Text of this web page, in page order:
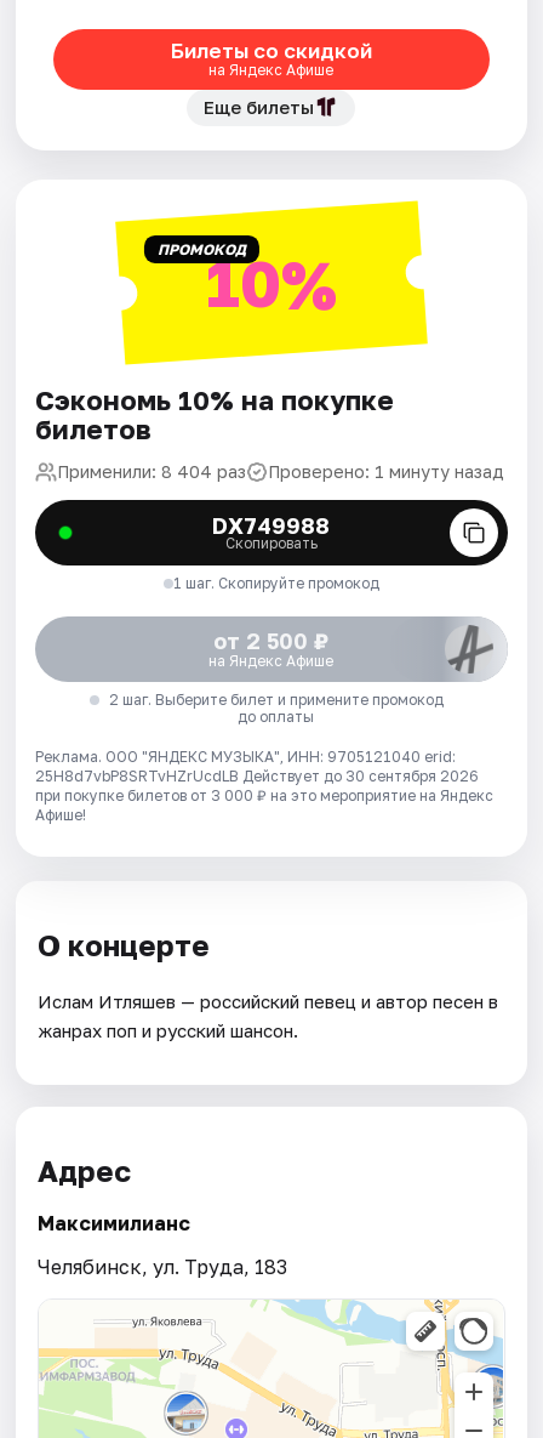
Рейтинги
Билеты со скидкой
на Яндекс Афише
Еще билеты
ПРОМОКОД10%
Сэкономь 10% на покупке
билетов
Применили: 8 404 раз Проверено: 1 минуту назад
DX749988
Скопировать
1 шаг. Скопируйте промокод
от 2 500 ₽
на Яндекс Афише
2 шаг. Выберите билет и примените промокод
до оплаты
Реклама. ООО "ЯНДЕКС МУЗЫКА", ИНН: 9705121040 erid:
25H8d7vbP8SRTvHZrUcdLB Действует до 30 сентября 2026
при покупке билетов от 3 000 ₽ на это мероприятие на Яндекс
Афише!
О концерте
Ислам Итляшев — российский певец и автор песен в
жанрах поп и русский шансон.
Адрес
Максимилианс
Челябинск, ул. Труда, 183